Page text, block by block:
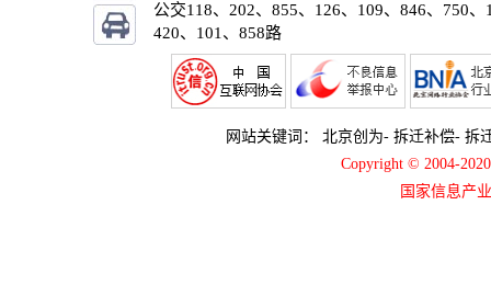
公交118、202、855、126、109、846、750、
420、101、858路
网站关键词： 北京创为- 拆迁补偿- 拆
Copyright © 2004-
国家信息产